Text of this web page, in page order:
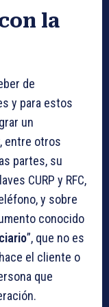
la
de
y para estos
un
entre otros
partes, su
CURP y RFC,
y sobre
conocido
”, que no es
el cliente o
que